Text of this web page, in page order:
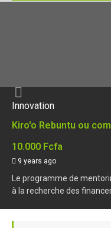
Innovation
Kiro'o Rebuntu ou
10.000 Fcfa
9 years ago
Le programme de
à la recherche des